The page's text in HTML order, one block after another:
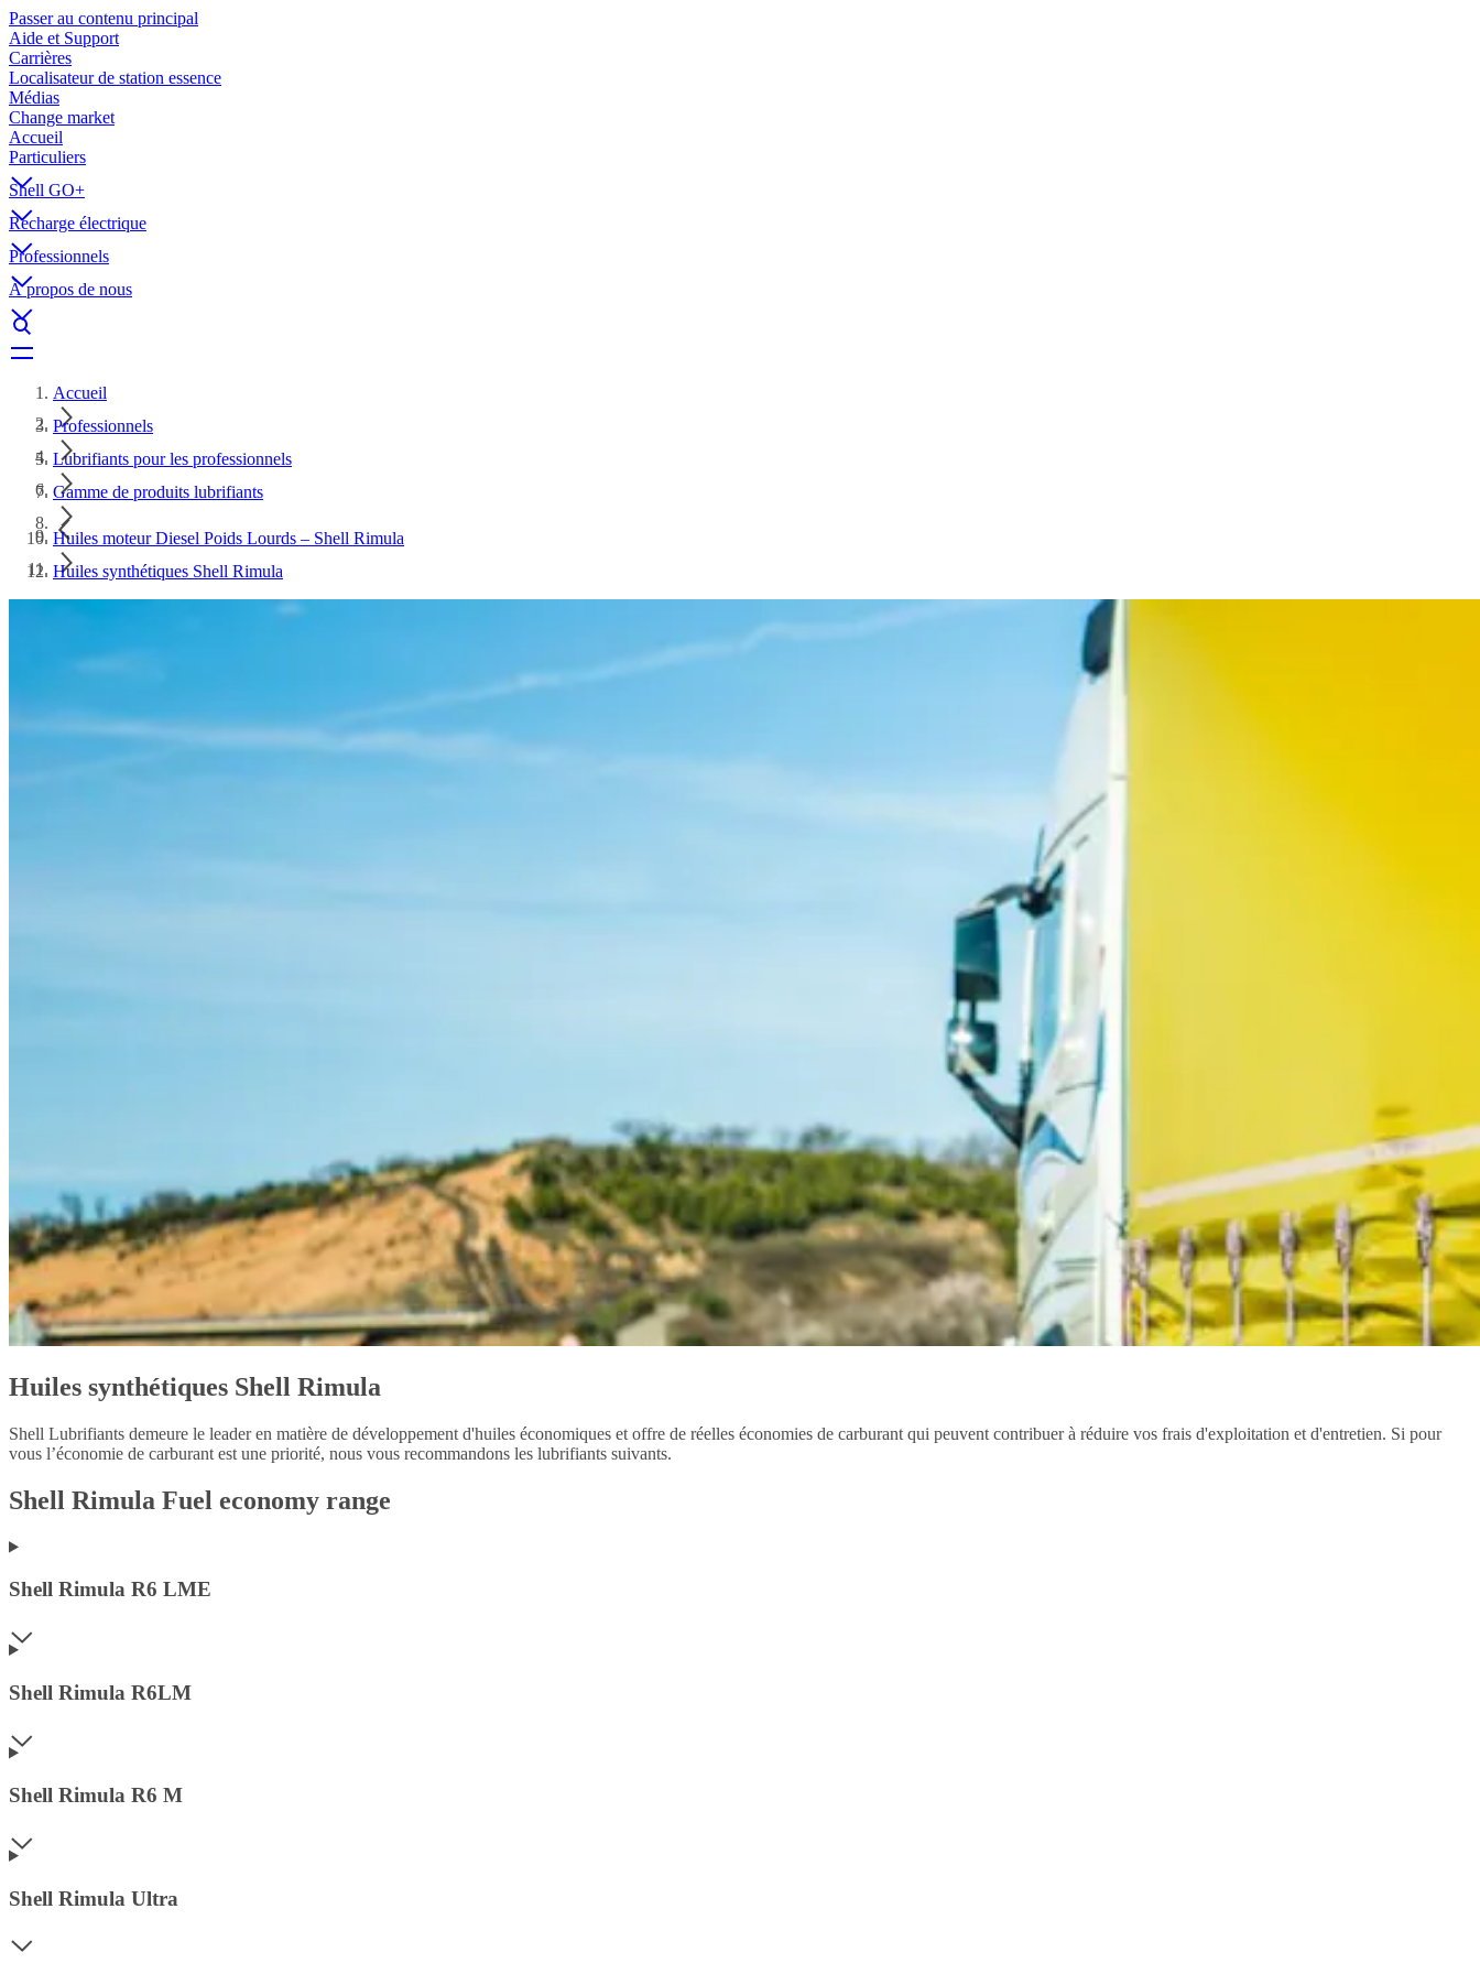
Passer au contenu principal
Aide et Support
Carrières
Localisateur de station essence
Médias
Change market
Accueil
Particuliers
Shell GO+
Recharge électrique
Professionnels
À propos de nous
Accueil
Professionnels
Lubrifiants pour les professionnels
Gamme de produits lubrifiants
Huiles moteur Diesel Poids Lourds – Shell Rimula
Huiles synthétiques Shell Rimula
Huiles synthétiques Shell Rimula
Shell Lubrifiants demeure le leader en matière de développement d'huiles économiques et offre de réelles économies de carburant qui peuvent contribuer à réduire vos frais d'exploitation et d'entretien. Si pour
vous l’économie de carburant est une priorité, nous vous recommandons les lubrifiants suivants.
Shell Rimula Fuel economy range
Shell Rimula R6 LME
Shell Rimula R6LM
Shell Rimula R6 M
Shell Rimula Ultra